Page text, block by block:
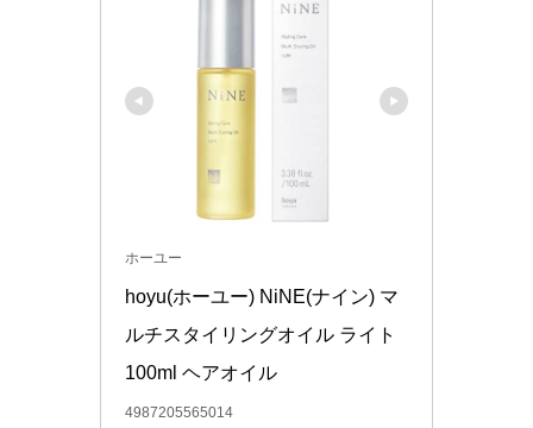
ホーユー
hoyu(ホーユー) NiNE(ナイン) マ
ルチスタイリングオイル ライト
100ml ヘアオイル
4987205565014